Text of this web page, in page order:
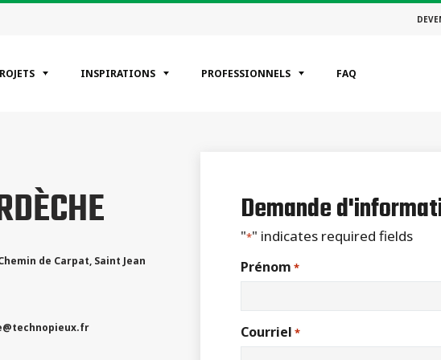
INSPIRATIONS PROFESSIONNELS FAQ
de Carpat, Saint Jean
@technopieux.fr
Demande
"*" indicates required fields
Prénom *
Courriel *